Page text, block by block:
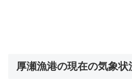
厚瀬漁港の現在の気象状